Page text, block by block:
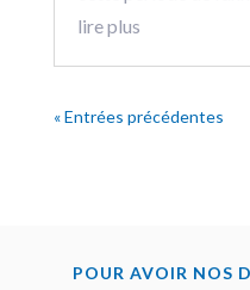
lire plus
« Entrées précédentes
POUR AVOIR NOS